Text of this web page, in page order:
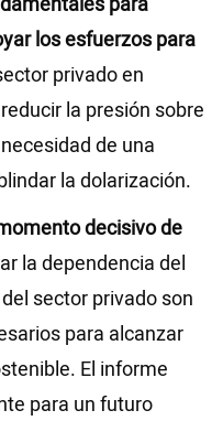
los esfuerzos para
privado en
la presión sobre
de una
la dolarización.
decisivo de
la dependencia del
sector privado son
para alcanzar
El informe
para un futuro